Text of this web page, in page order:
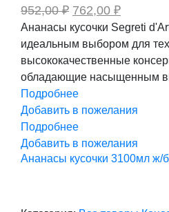
952,00₽ Первоначальная
цена
составляла
952,00 ₽.
762,00 ₽Текущая
цена:
762,00
Ананасы кусочки Segreti
идеальным выбором для
высококачественные
обладающие насыщенным
Подробнее
Добавить в пожелания
Подробнее
Добавить в пожелания
Ананасы кусочки 3100мл ж/